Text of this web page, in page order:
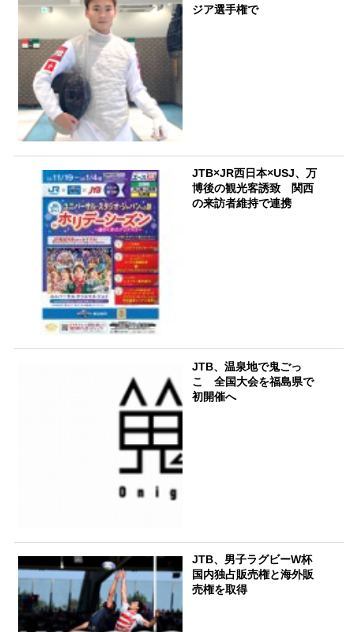
ジア選手権で
JTB×JR西日本×USJ、万
博後の観光客誘致 関西
の来訪者維持で連携
JTB、温泉地で鬼ごっ
こ 全国大会を福島県で
初開催へ
JTB、男子ラグビーW杯
国内独占販売権と海外販
売権を取得